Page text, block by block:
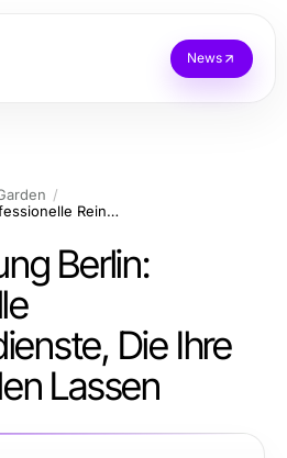
News
Praxisreinigung Berlin: Professionelle Reinigungsdienste, Die Ihre Praxis Strahlen Lassen
Berlin:
Die Ihre
Lassen